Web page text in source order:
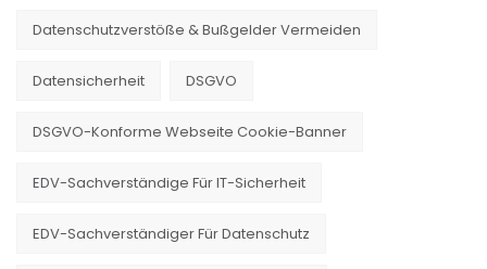
Datenschutzverstöße & Bußgelder Vermeiden
Datensicherheit DSGVO
DSGVO-Konforme Webseite Cookie-Banner
EDV-Sachverständige Für IT-Sicherheit
EDV-Sachverständiger Für Datenschutz